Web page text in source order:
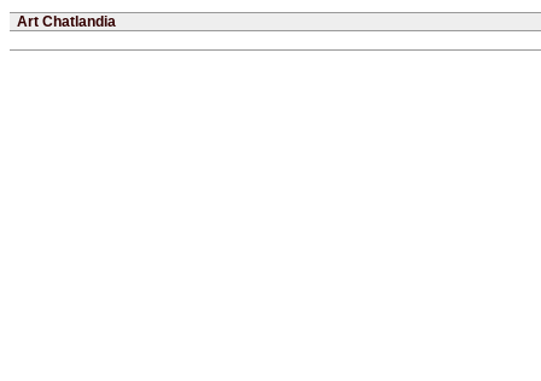
Art Chatlandia